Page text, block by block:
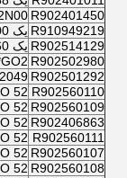
R902401450
R910949219 یک AA10VSO 71 DR /31R-VKC62N00
R902514129 یک AA10VSO 71 DR /31R-VKC92G60
R902502980
R902501292
R902560110
52
R902560109
52
R902406863
52
R902560111
52
R902560107
52
R902560108
52